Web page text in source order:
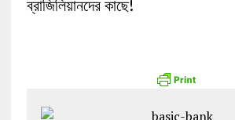
ব্রাজিলিয়ানদের কাছে!